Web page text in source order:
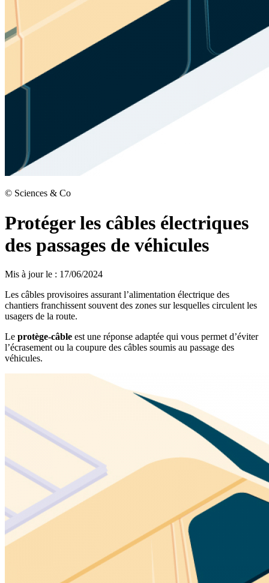
© Sciences & Co
Protéger les câbles électriques
des passages de véhicules
Mis à jour le : 17/06/2024
Les câbles provisoires assurant l’alimentation électrique des
chantiers franchissent souvent des zones sur lesquelles circulent les
usagers de la route.
Le protège-câble est une réponse adaptée qui vous permet d’éviter
l’écrasement ou la coupure des câbles soumis au passage des
véhicules.